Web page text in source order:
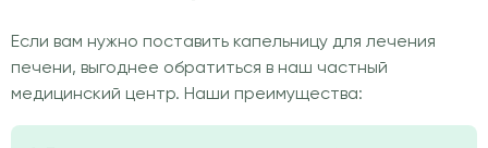
Если вам нужно поставить капельницу для лечения
печени, выгоднее обратиться в наш частный
медицинский центр. Наши преимущества: